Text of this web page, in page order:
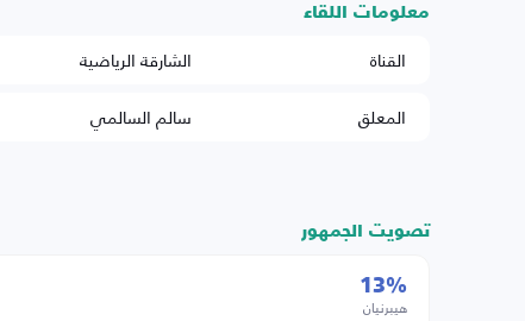
معلومات اللقاء
القناة
الشارقة الرياضية
المعلق
سالم السالمي
تصويت الجمهور
13%
هيبرنيان